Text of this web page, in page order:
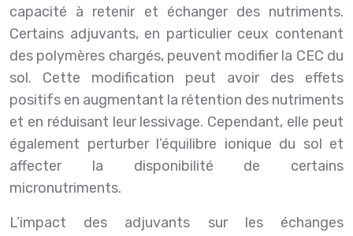
capacité à retenir et échanger des nutriments.
Certains adjuvants, en particulier ceux contenant
des polymères chargés, peuvent modifier la CEC du
sol. Cette modification peut avoir des effets
positifs en augmentant la rétention des nutriments
et en réduisant leur lessivage. Cependant, elle peut
également perturber l’équilibre ionique du sol et
affecter la disponibilité de certains
micronutriments.
L’impact des adjuvants sur les échanges